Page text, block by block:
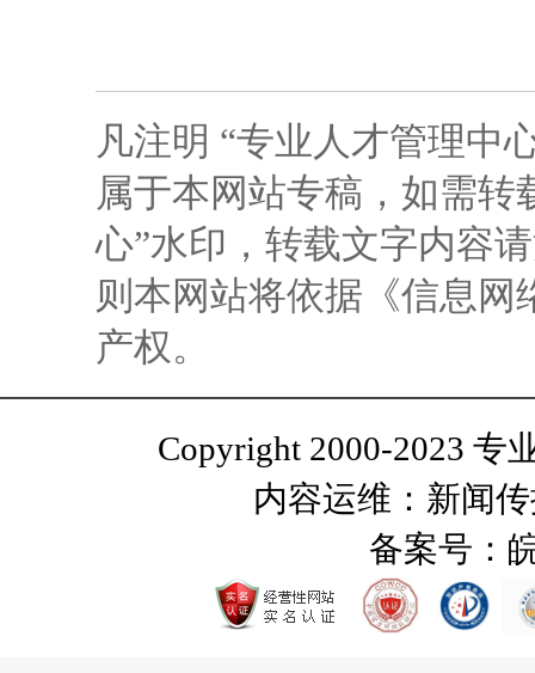
凡注明 “专业人才管理中
属于本网站专稿，如需转
心”水印，转载文字内容
则本网站将依据《信息
产权。
Copyright 2000-2023 专
内容运维：新闻
备案号：